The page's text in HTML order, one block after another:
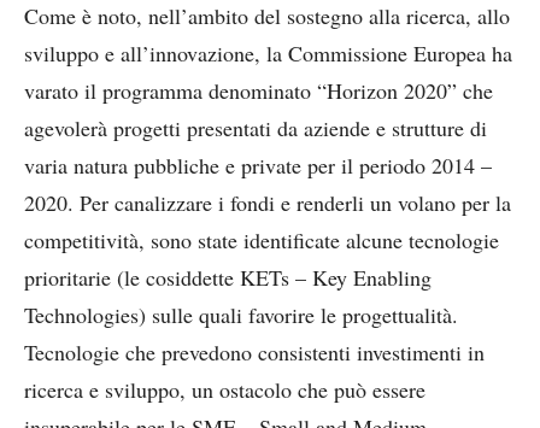
Come è noto, nell’ambito del sostegno alla ricerca, allo
sviluppo e all’innovazione, la Commissione Europea ha
varato il programma denominato “Horizon 2020” che
agevolerà progetti presentati da aziende e strutture di
varia natura pubbliche e private per il periodo 2014 –
2020. Per canalizzare i fondi e renderli un volano per la
competitività, sono state identificate alcune tecnologie
prioritarie (le cosiddette KETs – Key Enabling
Technologies) sulle quali favorire le progettualità.
Tecnologie che prevedono consistenti investimenti in
ricerca e sviluppo, un ostacolo che può essere